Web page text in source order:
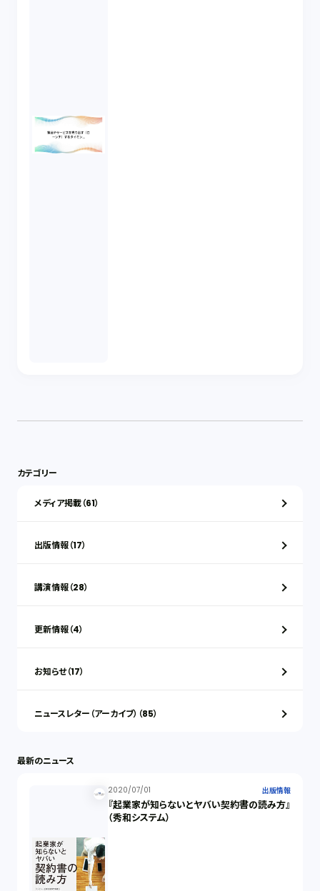
カテゴリー
メディア掲載（61）
出版情報（17）
講演情報（28）
更新情報（4）
お知らせ（17）
ニュースレター（アーカイブ）（85）
最新のニュース
2020/07/01 出版情報
『起業家が知らないとヤバい契約書の読み方』
（秀和システム）